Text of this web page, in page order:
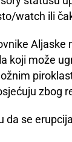
watch ili
Aljaske
koji može
zbog
se